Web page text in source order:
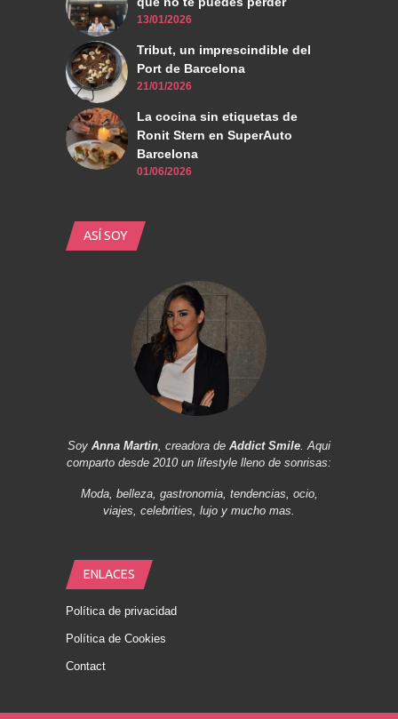
13/01/2026
Tribut, un imprescindible del
Port de Barcelona
21/01/2026
La cocina sin etiquetas de
Ronit Stern en SuperAuto
Barcelona
01/06/2026
ASÍ SOY
Soy Anna Martin, creadora de Addict Smile. Aqui
comparto desde 2010 un lifestyle lleno de sonrisas:
Moda, belleza, gastronomia, tendencias, ocio,
viajes, celebrities, lujo y mucho mas.
ENLACES
Política de privacidad
Política de Cookies
Contact